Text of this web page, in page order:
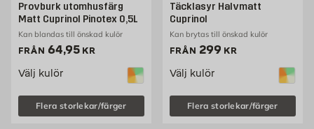
Provburk utomhusfärg
Matt Cuprinol Pinotex 0,5L
Kan blandas till önskad kulör
FRÅN Pris 64.95 kr
64,95 KR
Välj kulör
Flera storlekar/färger
Täcklasyr Halvmatt
Cuprinol
Kan brytas till önskad kulör
FRÅN Pris 299 kr
299 KR
Välj kulör
Flera storlekar/färger